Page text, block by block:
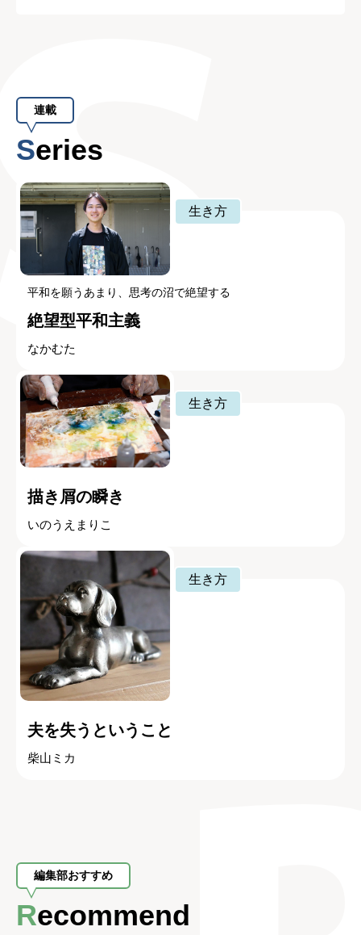
連載
Series
生き方
平和を願うあまり、思考の沼で絶望する
絶望型平和主義
なかむた
生き方
描き屑の瞬き
いのうえまりこ
生き方
夫を失うということ
柴山ミカ
編集部おすすめ
Recommend